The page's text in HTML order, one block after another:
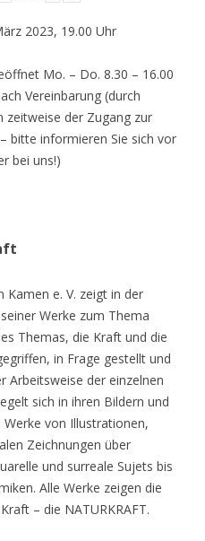
2023, 19.00 Uhr
Mo. – Do. 8.30 – 16.00
Vereinbarung (durch
zeitweise der Zugang zur
bitte informieren Sie sich vor
bei uns!)
Kamen e. V. zeigt in der
Werke zum Thema
Themas, die Kraft und die
in Frage gestellt und
Arbeitsweise der einzelnen
sich in ihren Bildern und
von Illustrationen,
Zeichnungen über
und surreale Sujets bis
Alle Werke zeigen die
– die NATURKRAFT.